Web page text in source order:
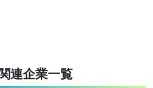
連企業一覧